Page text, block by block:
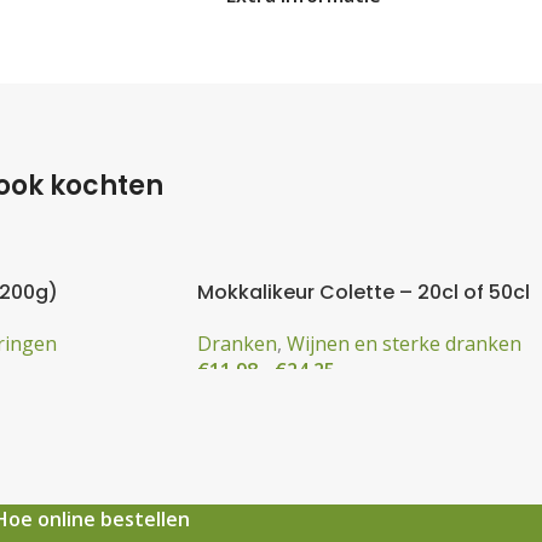
kochten
Mokkalikeur Colette – 20cl of 50cl
Dranken, Wijnen en sterke dranken
€11,98 €24,25
online bestellen